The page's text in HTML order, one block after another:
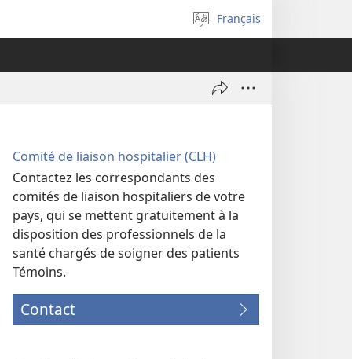
Sélectionner
la
Français
Comité de liaison hospitalier (CLH)
Contactez les correspondants des
comités de liaison hospitaliers de votre
pays, qui se mettent gratuitement à la
disposition des professionnels de la
santé chargés de soigner des patients
Témoins.
Contact